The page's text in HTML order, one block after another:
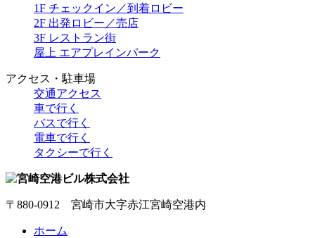
1F チェックイン／到着ロビー
2F 出発ロビー／売店
3F レストラン街
屋上 エアプレインパーク
アクセス・駐車場
交通アクセス
車で行く
バスで行く
電車で行く
タクシーで行く
〒880-0912 宮崎市大字赤江宮崎空港内
ホーム